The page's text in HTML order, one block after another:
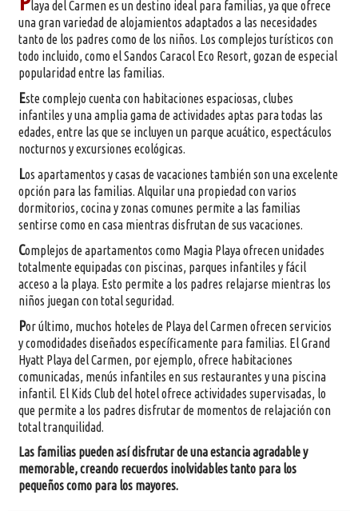
laya del Carmen es un destino ideal para familias, ya que ofrece
una gran variedad de alojamientos adaptados a las necesidades
tanto de los padres como de los niños. Los complejos turísticos con
todo incluido, como el Sandos Caracol Eco Resort, gozan de especial
popularidad entre las familias.
Este complejo cuenta con habitaciones espaciosas, clubes
infantiles y una amplia gama de actividades aptas para todas las
edades, entre las que se incluyen un parque acuático, espectáculos
nocturnos y excursiones ecológicas.
Los apartamentos y casas de vacaciones también son una excelente
opción para las familias. Alquilar una propiedad con varios
dormitorios, cocina y zonas comunes permite a las familias
sentirse como en casa mientras disfrutan de sus vacaciones.
Complejos de apartamentos como Magia Playa ofrecen unidades
totalmente equipadas con piscinas, parques infantiles y fácil
acceso a la playa. Esto permite a los padres relajarse mientras los
niños juegan con total seguridad.
Por último, muchos hoteles de Playa del Carmen ofrecen servicios
y comodidades diseñados específicamente para familias. El Grand
Hyatt Playa del Carmen, por ejemplo, ofrece habitaciones
comunicadas, menús infantiles en sus restaurantes y una piscina
infantil. El Kids Club del hotel ofrece actividades supervisadas, lo
que permite a los padres disfrutar de momentos de relajación con
total tranquilidad.
Las familias pueden así disfrutar de una estancia agradable y
memorable, creando recuerdos inolvidables tanto para los
pequeños como para los mayores.